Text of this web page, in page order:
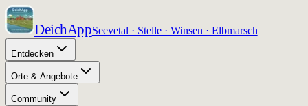
DeichAppSeevetal · Stelle · Winsen · Elbmarsch
Entdecken
Orte & Angebote
Community